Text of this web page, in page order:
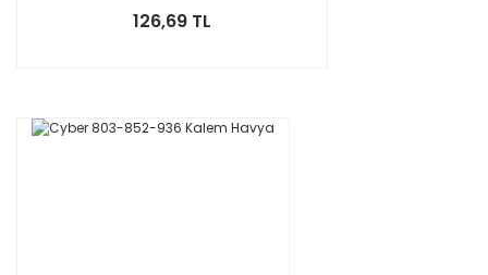
126,69 TL